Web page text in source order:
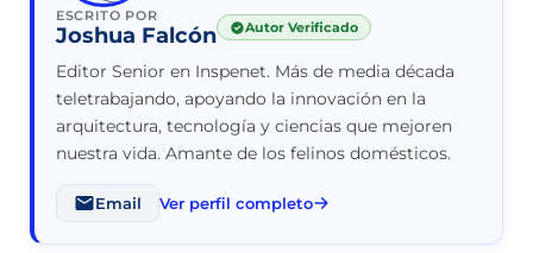
ESCRITO POR
Joshua Falcón Autor Verificado
Editor Senior en Inspenet. Más de media década
teletrabajando, apoyando la innovación en la
arquitectura, tecnología y ciencias que mejoren
nuestra vida. Amante de los felinos domésticos.
Email Ver perfil completo